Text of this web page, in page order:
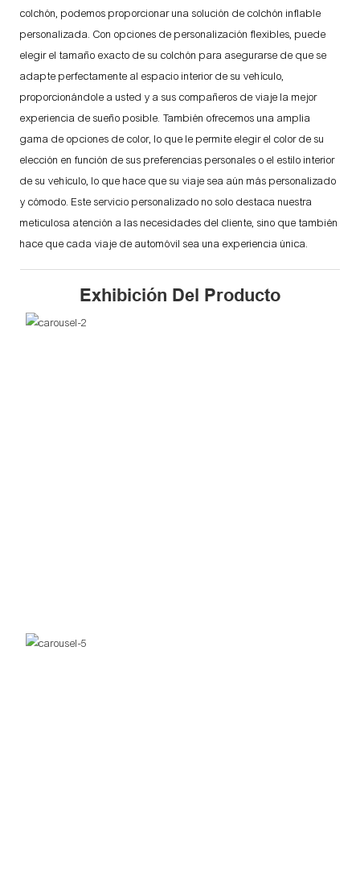
colchón, podemos proporcionar una solución de colchón inflable
personalizada. Con opciones de personalización flexibles, puede
elegir el tamaño exacto de su colchón para asegurarse de que se
adapte perfectamente al espacio interior de su vehículo,
proporcionándole a usted y a sus compañeros de viaje la mejor
experiencia de sueño posible. También ofrecemos una amplia
gama de opciones de color, lo que le permite elegir el color de su
elección en función de sus preferencias personales o el estilo interior
de su vehículo, lo que hace que su viaje sea aún más personalizado
y cómodo. Este servicio personalizado no solo destaca nuestra
meticulosa atención a las necesidades del cliente, sino que también
hace que cada viaje de automóvil sea una experiencia única.
Exhibición Del Producto